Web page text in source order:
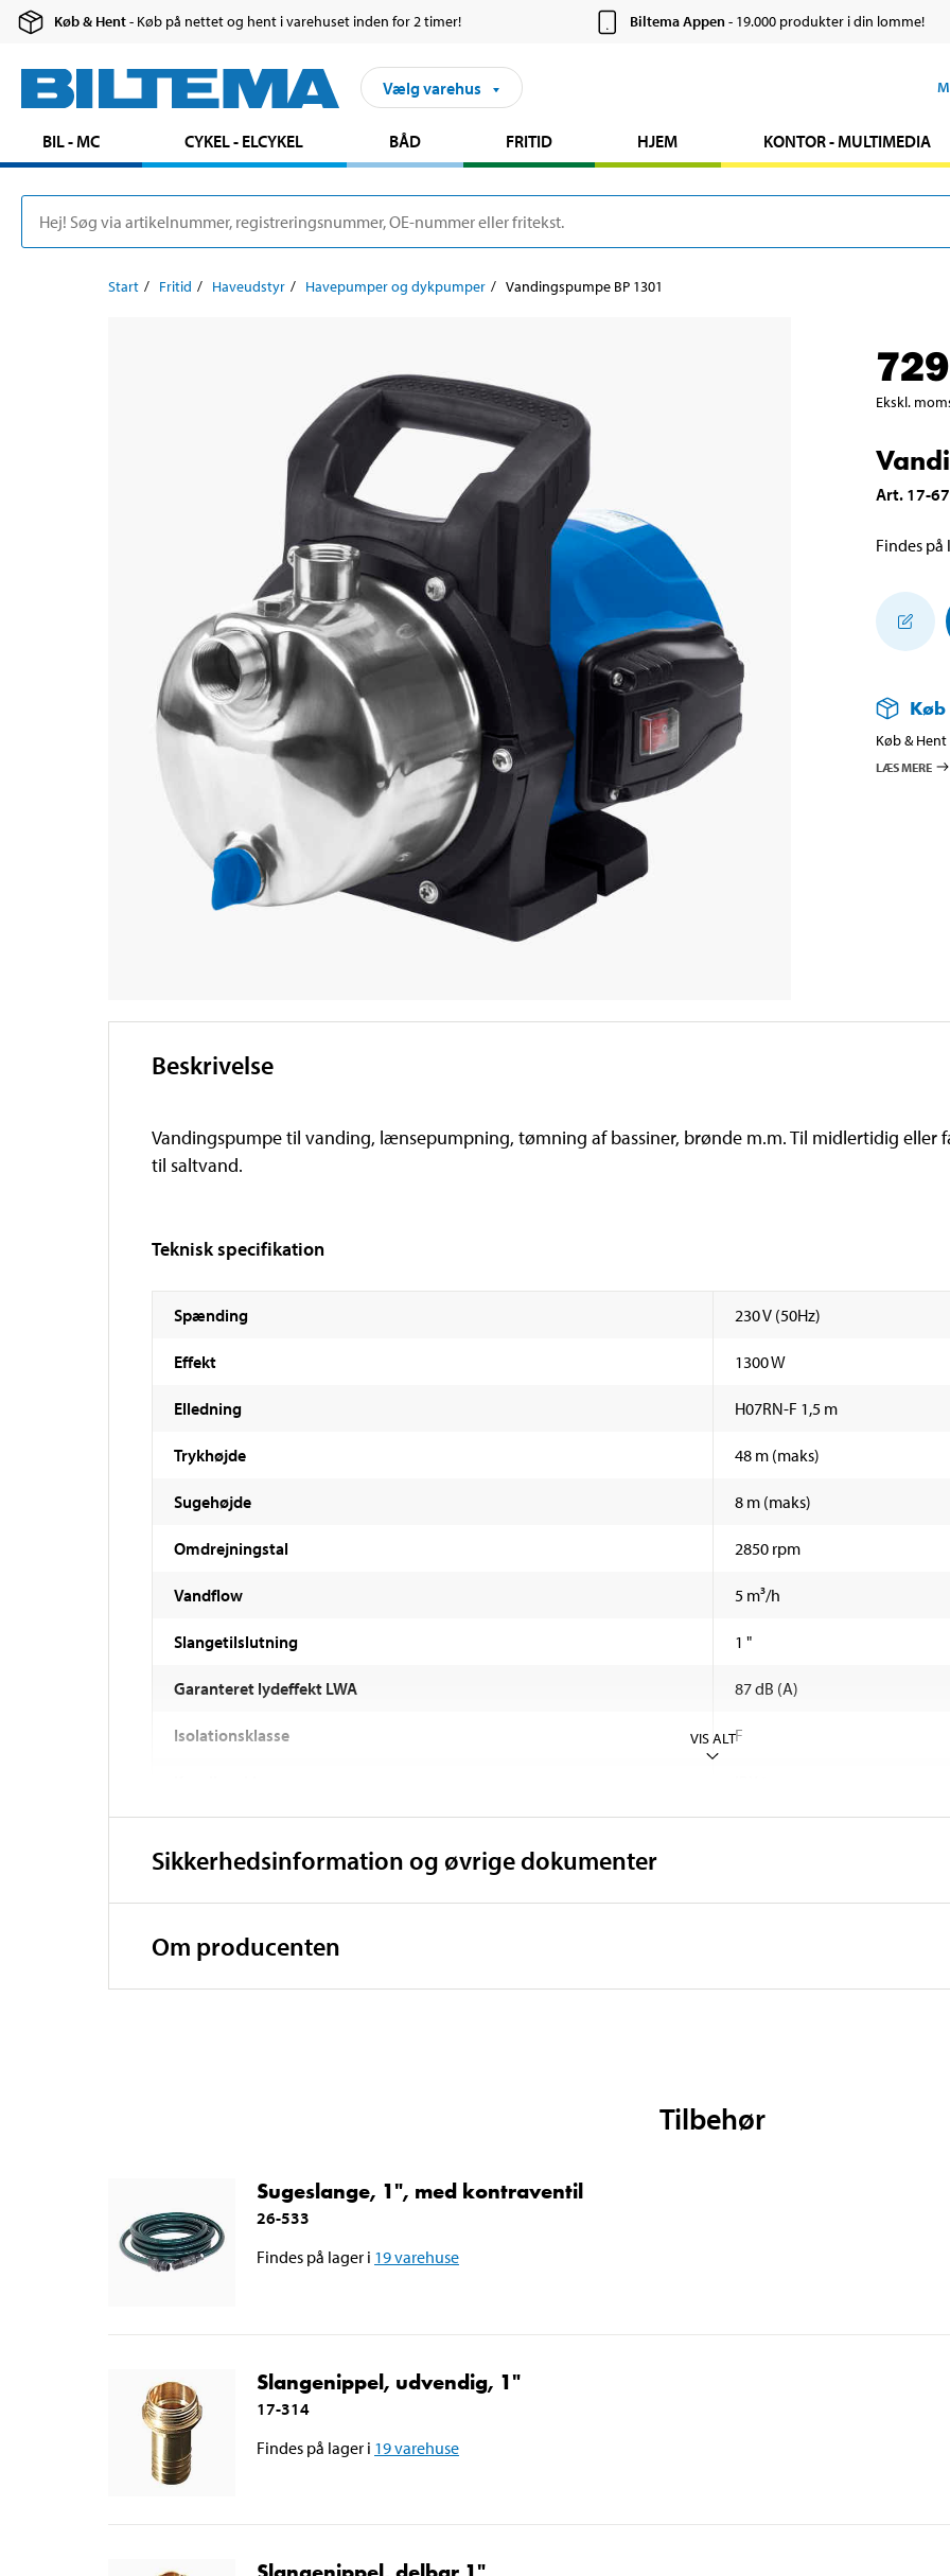
Køb & Hent- Køb på nettet og hent i varehuset inden for 2 timer! Biltema Appen- 19.000 produkter i din lomme!
Vælg varehus
BIL - MC CYKEL - ELCYKEL BÅD FRITID HJEM KONTOR - MULTIMEDIA
Start Fritid Haveudstyr Havepumper og dykpumper Vandingspumpe BP 1301
729
Ekskl.
Art. 17-
Findes på
Køb &
LÆS MERE
Beskrivelse
Vandingspumpe til vanding, lænsepumpning, tømning af bassiner, brønde m.m. Til midlertidig eller
til saltvand.
Teknisk specifikation
Spænding 230 V (50Hz)
Effekt 1300 W
Elledning H07RN-F 1,5 m
Trykhøjde 48 m (maks)
Sugehøjde 8 m (maks)
Omdrejningstal 2850 rpm
Vandflow 5 m³/h
Slangetilslutning 1 "
Garanteret lydeffekt LWA 87 dB (A)
Isolationsklasse F
Arbejdstemperatur
VIS ALT
Sikkerhedsinformation og øvrige dokumenter
Om producenten
Tilbehør
Sugeslange, 1", med kontraventil
26-533
Findes på lager i 19varehuse
Slangenippel, udvendig, 1"
17-314
Findes på lager i 19varehuse